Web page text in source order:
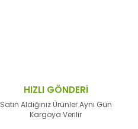
HIZLI GÖNDERİ
Satın Aldığınız Ürünler Aynı Gün
Kargoya Verilir